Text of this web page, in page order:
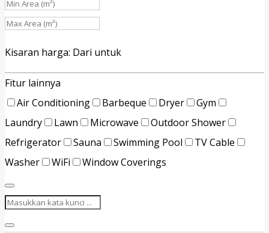
Kisaran harga: Dari untuk
Fitur lainnya
Air Conditioning
Barbeque Dryer
Gym
Laundry
Lawn Microwave
Outdoor Shower
Refrigerator
Sauna Swimming Pool
TV Cable
Washer
WiFi Window Coverings